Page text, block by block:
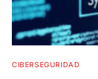
CIBERSEGURIDAD